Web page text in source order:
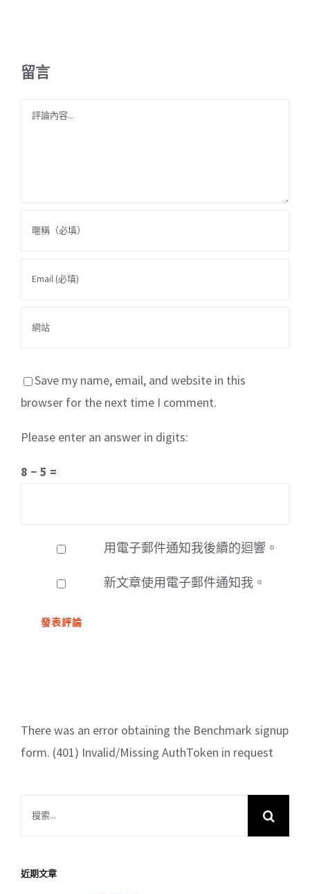
留言
Comment
Save my name, email, and website in this
browser for the next time I comment.
Please enter an answer in digits:
8 − 5 =
用電子郵件通知我後續的迴響。
新文章使用電子郵件通知我。
There was an error obtaining the Benchmark signup
form. (401) Invalid/Missing AuthToken in request
果：
近期文章